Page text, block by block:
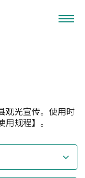
观光宣传。使用时
规程】。